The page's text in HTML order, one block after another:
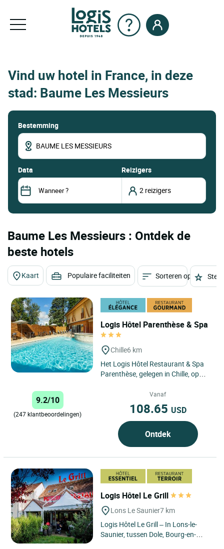
Vind uw hotel in France, in deze
stad: Baume Les Messieurs
Bestemming
data Reizigers
Baume Les Messieurs : Ontdek de
beste hotels
Kaart Populaire faciliteiten Sorteren op
Logis Hôtel Parenthèse & Spa
Chille6 km
Het Logis Hôtel Restaurant & Spa
Parenthèse, gelegen in Chille, op
Saunier, verwelkomt u...
9.2/10
(247 klantbeoordelingen)
Vanaf
108.65 USD
Ontdek
Logis Hôtel Le Grill
Lons Le Saunier7 km
Logis Hôtel Le Grill – In Lons-le-
Saunier, tussen Dole, Bourg-en-